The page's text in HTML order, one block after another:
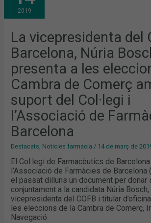
2019
La vicepresidenta del
Barcelona, Núria
presenta a les
Cambra de Comerç
suport del Col·legi i
l’Associació de
Barcelona
Destacats Notícies farmàcia / 14 de març de
El Col·legi de Farmacèutics de
l’Associació de Farmàcies de Barcelona
el passat dilluns un document per donar
conjuntament a la candidata Núria Bosch,
vicepresidenta del COFB i titular
les eleccions de la Cambra de Comerç,
Navegació
DE
BARCELONA,
NÚRIA
PRESENTA
A
LES
ELECCIONS
LA
CAMBRA
DE
COMERÇ
EL
SUPORT
DEL
COL·LEGI
I
L’ASSOCIACIÓ
FARMÀCIES
BARCELONA